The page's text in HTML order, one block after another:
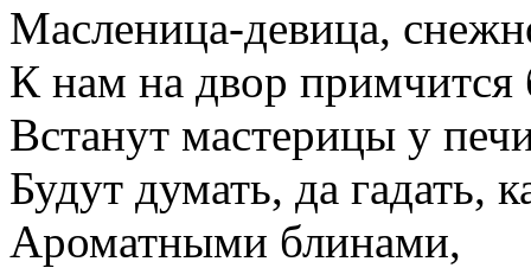
Масленица-девица,
К нам на двор примчится
Встанут мастерицы у
Будут думать, да гадать,
Ароматными блинами,